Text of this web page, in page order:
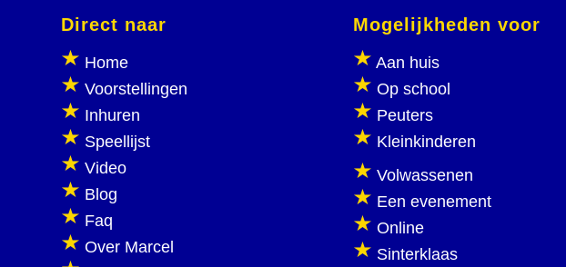
Direct naar
Home
Voorstellingen
Inhuren
Speellijst
Video
Blog
Faq
Over Marcel
Mogelijkheden voor
Aan huis
Op school
Peuters
Kleinkinderen
Volwassenen
Een evenement
Online
Sinterklaas